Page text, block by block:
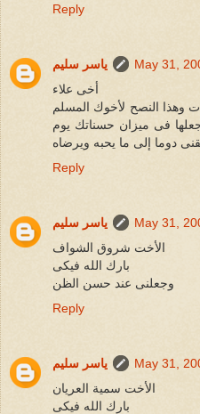
Reply
ياسر سليم
May 31,
أخى علاء
وهذا النصح لأخوك المسلم
فى ميزان حسناتك يوم
دوما إلى ما يحبه ويرضاه
Reply
ياسر سليم
May 31,
الأخت شروق الشواف
بارك الله فيكى
وجعلنى عند حسن الظن
Reply
ياسر سليم
May 31,
الأخت سمية العريان
بارك الله فيكى